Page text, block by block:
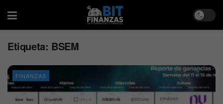
Etiqueta: BSEM
FINANZAS